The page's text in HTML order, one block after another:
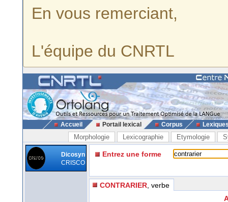
En vous remerciant,
L'équipe du CNRTL
Accueil Portail lexical Corpus
Morphologie Lexicographie Etymologie
Dicosyn
CRISCO
Entrez une forme
CONTRARIER , verbe